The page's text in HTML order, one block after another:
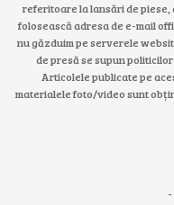
referitoare la lansări de piese,
folosească adresa de e-mail
nu găzduim pe serverele
de presă se supun
Articolele publicate pe
materialele foto/video sunt
-